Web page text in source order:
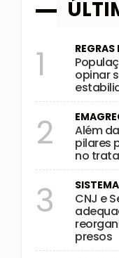
1 REGRAS
opinar
2 Além
pilares
no
3 CNJ e
presos